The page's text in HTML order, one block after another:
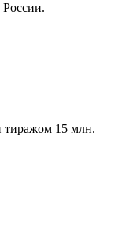
тиражом 15 млн.